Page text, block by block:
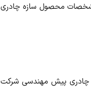
محصول سازه چادری
چادری پیش مهندسی شرکت